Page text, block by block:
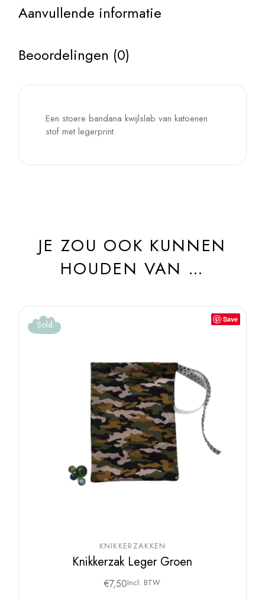
Aanvullende informatie
Beoordelingen (0)
Een stoere bandana kwijlslab van katoenen
stof met legerprint.
JE ZOU OOK KUNNEN
HOUDEN VAN …
Save
Sold
KNIKKERZAKKEN
Knikkerzak Leger Groen
€7,50Incl. BTW